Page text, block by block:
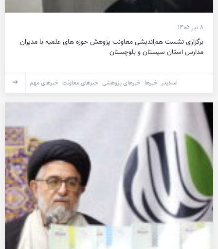
۸ تیر ۱۴۰۵
برگزاری نشست هم‌اندیشی معاونت پژوهش حوزه های علمیه با مدیران
مدارس استان سیستان و بلوچستان
اسلایدر خبرها خبرهای پژوهشی خبرهای معاونت خبرهای مهم